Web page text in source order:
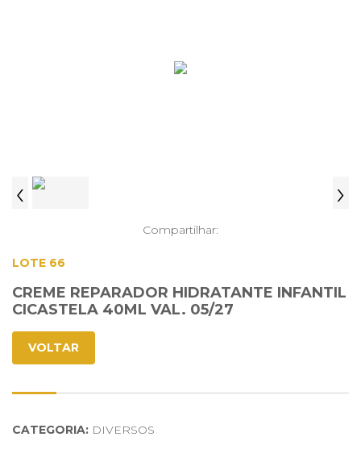
‹ ›
Compartilhar:
LOTE 66
CREME REPARADOR HIDRATANTE INFANTIL
CICASTELA 40ML VAL. 05/27
VOLTAR
CATEGORIA: DIVERSOS